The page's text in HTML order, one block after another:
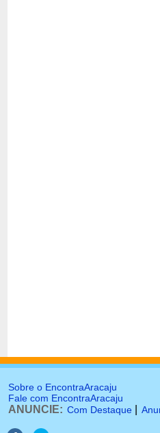
Sobre o EncontraAracaju
Fale com EncontraAracaju
ANUNCIE: Com Destaque